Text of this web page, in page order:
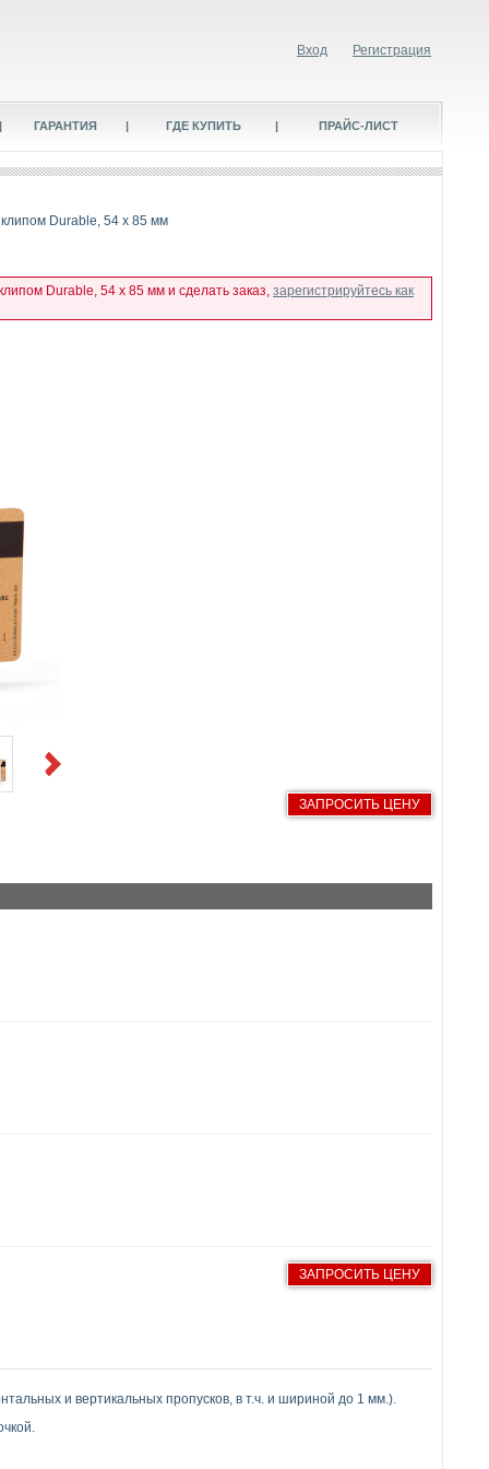
Вход Регистрация
| ГАРАНТИЯ | ГДЕ КУПИТЬ | ПРАЙС-ЛИСТ
Durable, 54 x 85 мм
Durable, 54 x 85 мм и сделать заказ, зарегистрируйтесь как
Next
ЗАПРОСИТЬ ЦЕНУ
ЗАПРОСИТЬ ЦЕНУ
и вертикальных пропусков, в т.ч. и шириной до 1 мм.).